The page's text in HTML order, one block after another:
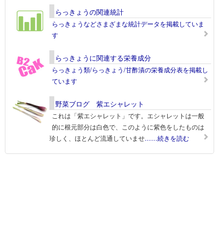
らっきょうの関連統計
らっきょうなどさまざまな統計データを掲載していま
す
らっきょうに関連する栄養成分
らっきょう類/らっきょう/甘酢漬の栄養成分表を掲載し
ています
野菜ブログ 紫エシャレット
これは「紫エシャレット」です。エシャレットは一般
的に根元部分は白色で、このように紫色をしたものは
珍しく、ほとんど流通していませ……続きを読む